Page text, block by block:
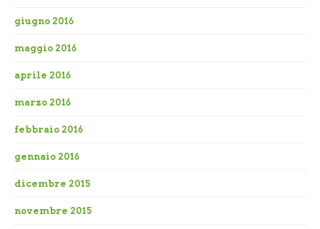
giugno 2016
maggio 2016
aprile 2016
marzo 2016
febbraio 2016
gennaio 2016
dicembre 2015
novembre 2015